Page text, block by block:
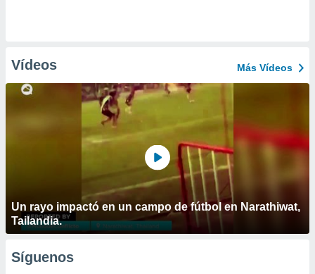
Vídeos Más Vídeos
Un rayo impactó en un campo de fútbol en Narathiwat,
Tailandia.
Síguenos